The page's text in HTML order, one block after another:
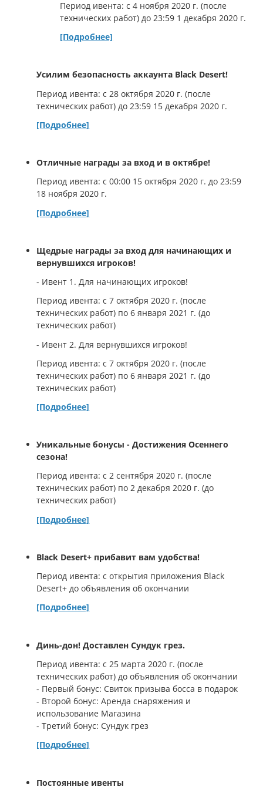
Период ивента: с 4 ноября 2020 г. (после
технических работ) до 23:59 1 декабря 2020 г.
[Подробнее]
Усилим безопасность аккаунта Black Desert!
Период ивента: с 28 октября 2020 г. (после
технических работ) до 23:59 15 декабря 2020 г.
[Подробнее]
Отличные награды за вход и в октябре!
Период ивента: с 00:00 15 октября 2020 г. до 23:59
18 ноября 2020 г.
[Подробнее]
Щедрые награды за вход для начинающих и
вернувшихся игроков!
- Ивент 1. Для начинающих игроков!
Период ивента: с 7 октября 2020 г. (после
технических работ) по 6 января 2021 г. (до
технических работ)
- Ивент 2. Для вернувшихся игроков!
Период ивента: с 7 октября 2020 г. (после
технических работ) по 6 января 2021 г. (до
технических работ)
[Подробнее]
Уникальные бонусы - Достижения Осеннего
сезона!
Период ивента: с 2 сентября 2020 г. (после
технических работ) по 2 декабря 2020 г. (до
технических работ)
[Подробнее]
Black Desert+ прибавит вам удобства!
Период ивента: с открытия приложения Black
Desert+ до объявления об окончании
[Подробнее]
Динь-дон! Доставлен Сундук грез.
Период ивента: с 25 марта 2020 г. (после
технических работ) до объявления об окончании
- Первый бонус: Свиток призыва босса в подарок
- Второй бонус: Аренда снаряжения и
использование Магазина
- Третий бонус: Сундук грез
[Подробнее]
Постоянные ивенты